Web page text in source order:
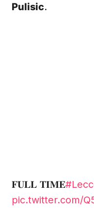
Pulisic.
𝐅𝐔𝐋𝐋 𝐓𝐈𝐌𝐄
pic.twitter.com/